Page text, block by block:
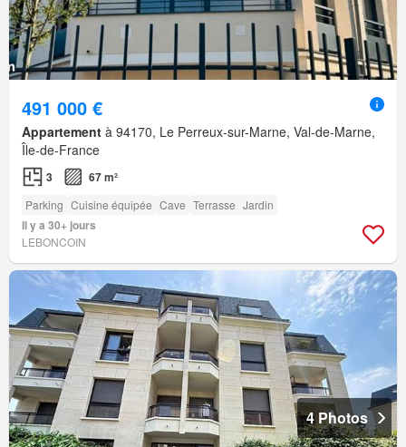
491 000 €
Appartement à 94170, Le Perreux-sur-Marne, Val-de-Marne,
Île-de-France
3 67 m²
Parking Cuisine équipée Cave Terrasse Jardin
Il y a 30+ jours
LEBONCOIN
4 Photos